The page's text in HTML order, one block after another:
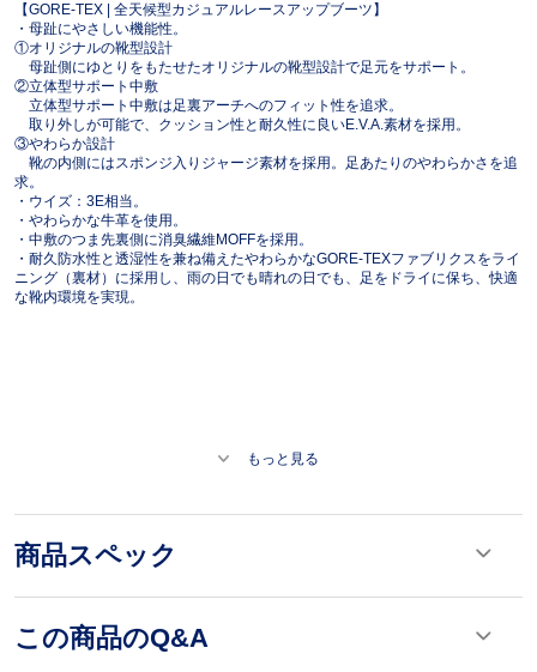
【GORE-TEX | 全天候型カジュアルレースアップブーツ】
・母趾にやさしい機能性。
①オリジナルの靴型設計
母趾側にゆとりをもたせたオリジナルの靴型設計で足元をサポート。
②立体型サポート中敷
立体型サポート中敷は足裏アーチへのフィット性を追求。
取り外しが可能で、クッション性と耐久性に良いE.V.A.素材を採用。
③やわらか設計
靴の内側にはスポンジ入りジャージ素材を採用。足あたりのやわらかさを追
求。
・ウイズ：3E相当。
・やわらかな牛革を使用。
・中敷のつま先裏側に消臭繊維MOFFを採用。
・耐久防水性と透湿性を兼ね備えたやわらかなGORE-TEXファブリクスをライ
ニング（裏材）に採用し、雨の日でも晴れの日でも、足をドライに保ち、快適
な靴内環境を実現。
もっと見る
商品スペック
この商品のQ&A